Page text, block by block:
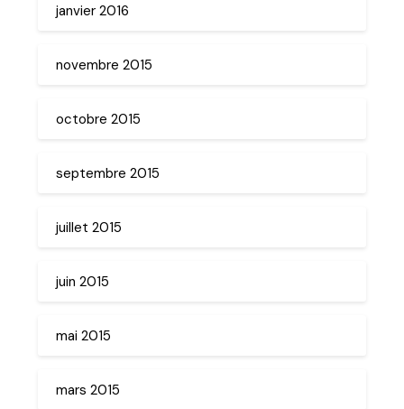
janvier 2016
novembre 2015
octobre 2015
septembre 2015
juillet 2015
juin 2015
mai 2015
mars 2015